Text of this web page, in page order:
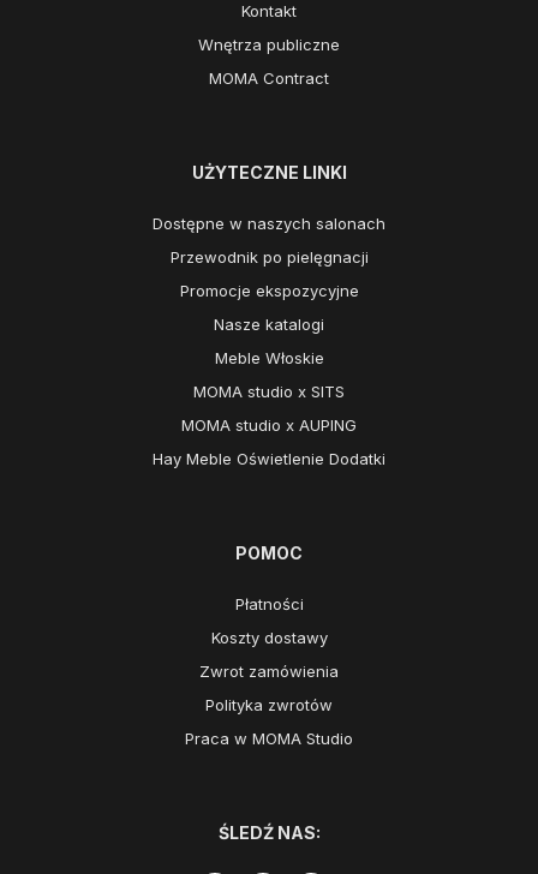
Kontakt
Wnętrza publiczne
MOMA Contract
UŻYTECZNE LINKI
Dostępne w naszych salonach
Przewodnik po pielęgnacji
Promocje ekspozycyjne
Nasze katalogi
Meble Włoskie
MOMA studio x SITS
MOMA studio x AUPING
Hay Meble Oświetlenie Dodatki
POMOC
Płatności
Koszty dostawy
Zwrot zamówienia
Polityka zwrotów
Praca w MOMA Studio
ŚLEDŹ NAS: